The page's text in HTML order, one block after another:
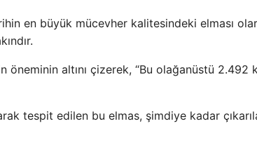
en büyük mücevher kalitesindeki elması
altını çizerek, “Bu olağanüstü 2.492
tespit edilen bu elmas, şimdiye kadar